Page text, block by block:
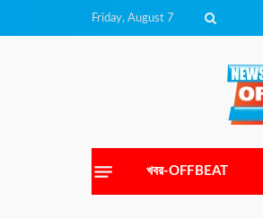
Friday, August 7
খবর-OFFBEAT